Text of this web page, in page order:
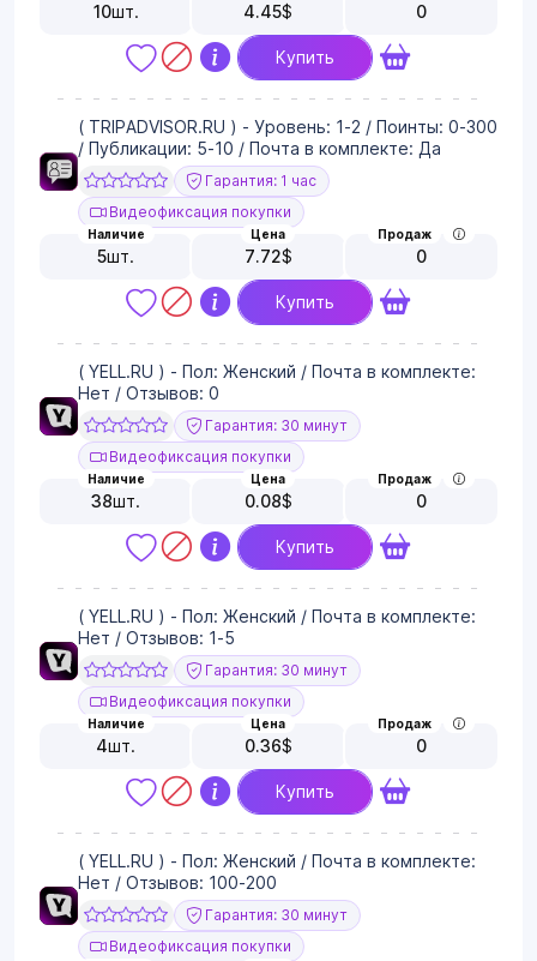
10шт. 4.45$ 0
Купить
( TRIPADVISOR.RU ) - Уровень: 1-2 / Поинты: 0-300
/ Публикации: 5-10 / Почта в комплекте: Да
Гарантия: 1 час
Видеофиксация покупки
Наличие
5шт.
Цена
7.72$
Продаж
0
Купить
( YELL.RU ) - Пол: Женский / Почта в комплекте:
Нет / Отзывов: 0
Гарантия: 30 минут
Видеофиксация покупки
Наличие
38шт.
Цена
0.08$
Продаж
0
Купить
( YELL.RU ) - Пол: Женский / Почта в комплекте:
Нет / Отзывов: 1-5
Гарантия: 30 минут
Видеофиксация покупки
Наличие
4шт.
Цена
0.36$
Продаж
0
Купить
( YELL.RU ) - Пол: Женский / Почта в комплекте:
Нет / Отзывов: 100-200
Гарантия: 30 минут
Видеофиксация покупки